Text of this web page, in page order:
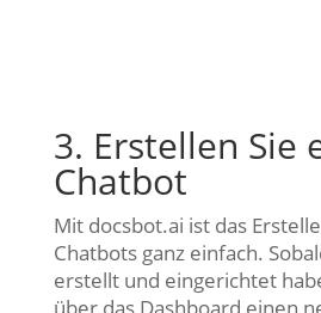
3. Erstellen Sie
Chatbot
Mit docsbot.ai ist das
Chatbots ganz einfach.
erstellt und eingerichtet